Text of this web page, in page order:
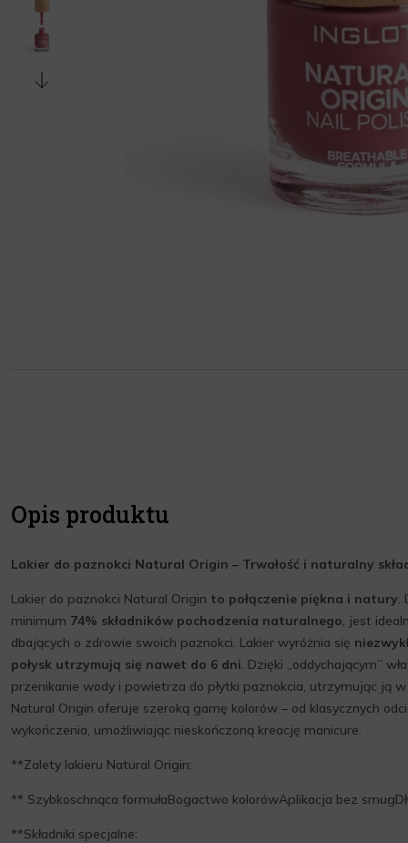
Opis produktu
Lakier do paznokci Natural Origin – Trwałość i naturalny
Lakier do paznokci Natural Origin to połączenie piękna i natury.
minimum 74% składników pochodzenia naturalnego, jest
dbających o zdrowie swoich paznokci. Lakier wyróżnia się
połysk utrzymują się nawet do 6 dni. Dzięki „oddychającym”
przenikanie wody i powietrza do płytki paznokcia, utrzymując ją w
Natural Origin oferuje szeroką gamę kolorów – od klasycznych
wykończenia, umożliwiając nieskończoną kreację manicure.
**Zalety lakieru Natural Origin:
** Szybkoschnąca formułaBogactwo kolorówAplikacja bez
**Składniki specjalne: